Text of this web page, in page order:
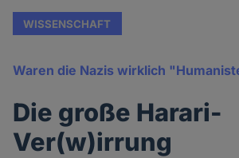
WISSENSCHAFT
Waren die Nazis wirklich
Die große Harari-
Ver(w)irrung